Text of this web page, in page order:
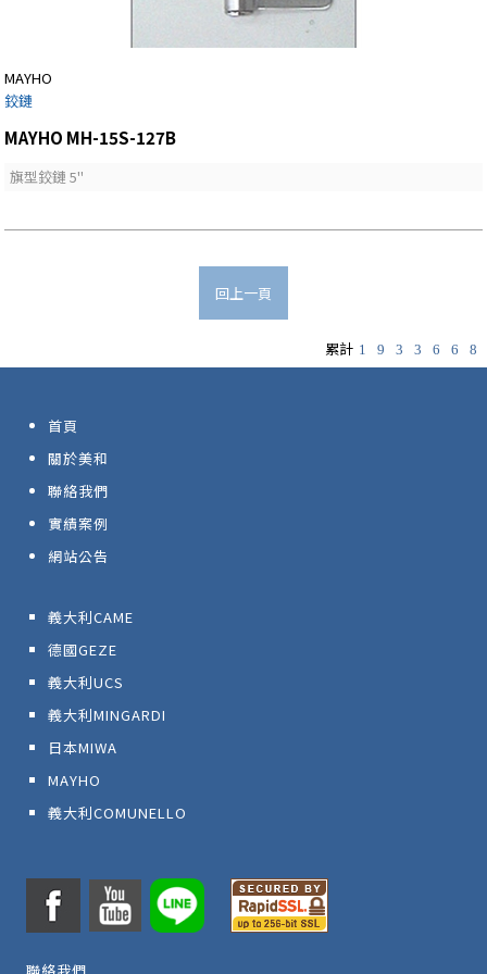
MAYHO
鉸鏈
MAYHO MH-15S-127B
旗型鉸鏈 5"
回上一頁
累計 1 9 3 3 6 6 8
首頁
關於美和
聯絡我們
實績案例
網站公告
義大利CAME
德國GEZE
義大利UCS
義大利MINGARDI
日本MIWA
MAYHO
義大利COMUNELLO